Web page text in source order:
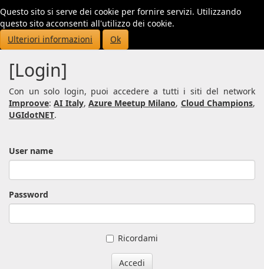
Questo sito si serve dei cookie per fornire servizi. Utilizzando
questo sito acconsenti all'utilizzo dei cookie.
Ulteriori informazioni
Ok
[Login]
Con un solo login, puoi accedere a tutti i siti del network
Improove:AI Italy, Azure Meetup Milano, Cloud Champions,
UGIdotNET.
User name
Password
Ricordami
Accedi